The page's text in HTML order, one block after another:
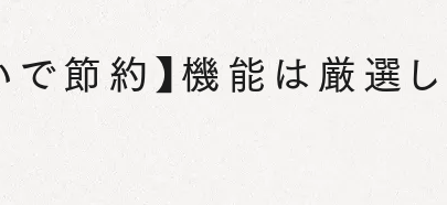
で節約】機能は厳選